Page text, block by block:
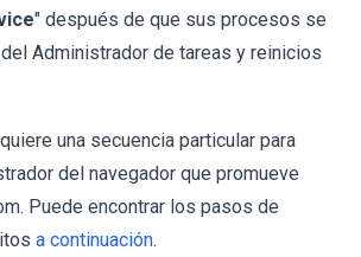
" después de que sus procesos se
Administrador de tareas y reinicios
una secuencia particular para
del navegador que promueve
Puede encontrar los pasos de
a continuación.